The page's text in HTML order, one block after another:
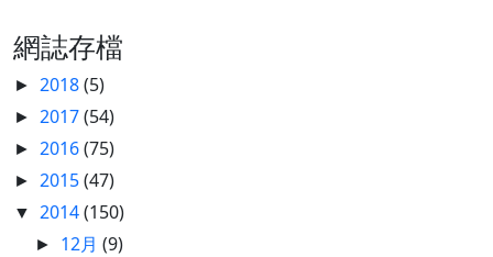
網誌存檔
► 2018(5)
► 2017(54)
► 2016(75)
► 2015(47)
▼ 2014(150)
► 12月(9)